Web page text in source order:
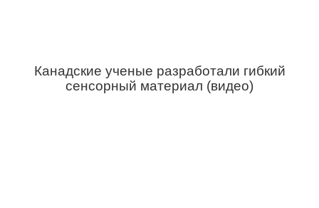
Канадские ученые разработали гибкий
сенсорный материал (видео)